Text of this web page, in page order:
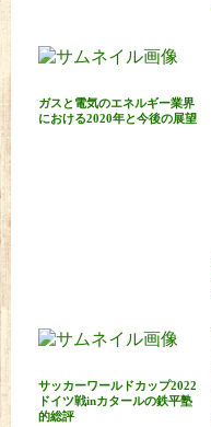
ガスと電気のエネルギー業界
における2020年と今後の展望
サッカーワールドカップ2022
ドイツ戦inカタールの鉄平塾
的総評